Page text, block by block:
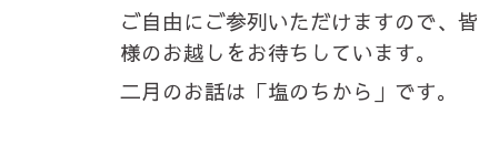
ご自由にご参列いただけますので、皆
様のお越しをお待ちしています。
二月のお話は「塩のちから」です。